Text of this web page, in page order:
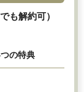
も解約可）
の特典